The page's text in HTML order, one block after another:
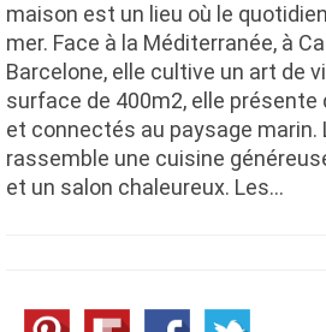
maison est un lieu où le
mer. Face à la Méditerranée, à
Barcelone, elle cultive un art de
surface de 400m2, elle
et connectés au paysage marin.
rassemble une cuisine
et un salon chaleureux. Les…